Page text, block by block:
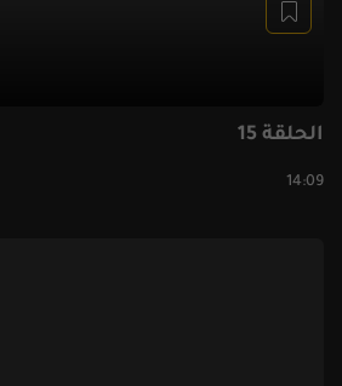
الحلقة 15
14:09